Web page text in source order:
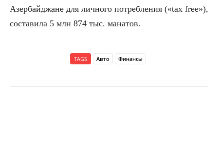
Азербайджане для личного потребления («tax free»),
составила 5 млн 874 тыс. манатов.
TAGS Авто Финансы